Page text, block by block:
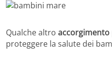
Qualche altro
proteggere la salute dei